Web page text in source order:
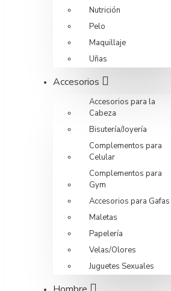
Nutrición
Pelo
Maquillaje
Uñas
Accesorios
Accesorios para la
Cabeza
Bisutería/Joyería
Complementos para
Celular
Complementos para
Gym
Accesorios para Gafas
Maletas
Papelería
Velas/Olores
Juguetes Sexuales